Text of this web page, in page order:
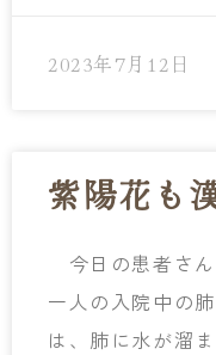
2023年7月12日
紫陽花も
今日の患者さ
一人の入院中の
は、肺に水が溜